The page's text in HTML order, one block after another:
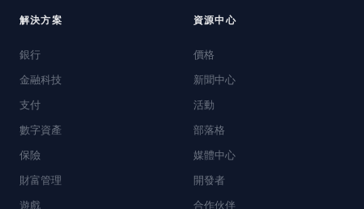
解決方案
銀行
金融科技
支付
數字資產
保險
財富管理
遊戲
資源中心
價格
新聞中心
活動
部落格
媒體中心
開發者
合作伙伴